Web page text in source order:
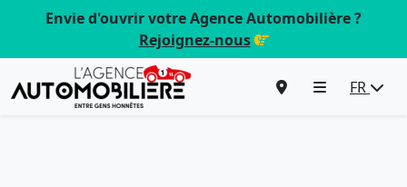
Envie d'ouvrir votre Agence Automobilière ?
Rejoignez-nous
FR